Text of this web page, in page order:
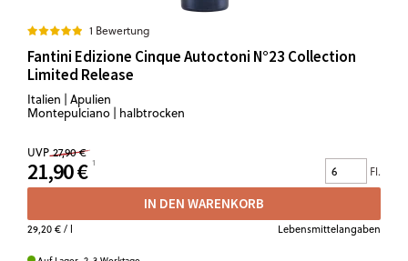
1 Bewertung
Fantini Edizione Cinque Autoctoni N°23 Collection
Limited Release
Italien | Apulien
Montepulciano | halbtrocken
UVP 27,90 €
21,90 € Fl.
IN DEN WARENKORB
29,20 €/ l Lebensmittelangaben